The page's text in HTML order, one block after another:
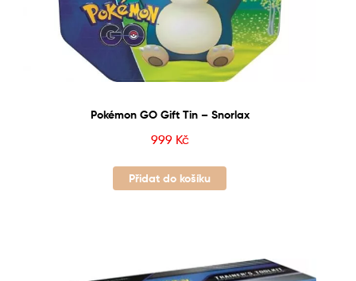
Pokémon GO Gift Tin – Snorlax
999 Kč
Přidat do košíku